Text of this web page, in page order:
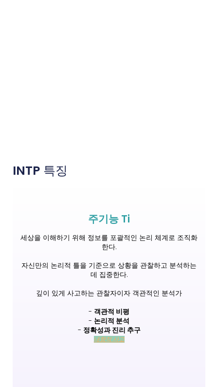
INTP 특징
주기능 Ti
세상을 이해하기 위해 정보를 포괄적인 논리 체계로 조직화
한다.
자신만의 논리적 틀을 기준으로 상황을 관찰하고 분석하는
데 집중한다.
깊이 있게 사고하는 관찰자이자 객관적인 분석가
- 객관적 비평
- 논리적 분석
- 정확성과 진리 추구
내향적 사고